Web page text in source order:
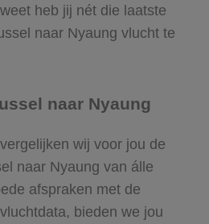
heb jij nét die laatste
naar Nyaung vlucht te
naar Nyaung
wij voor jou de
naar Nyaung van álle
afspraken met de
bieden we jou